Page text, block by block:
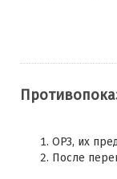
ОРЗ, их
После